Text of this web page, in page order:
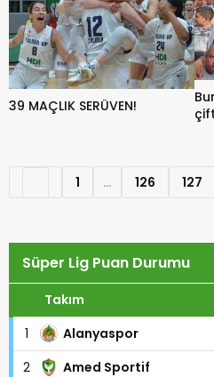
39 MAÇLIK SERÜVEN!
1 … 126 127
Süper Lig Puan Durumu
Takım
1
Alanyaspor
2
Amed Sportif